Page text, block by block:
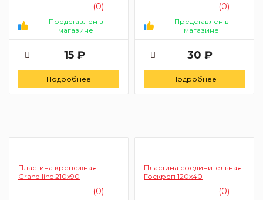
(0)
Представлен в
магазине
15 ₽
Подробнее
(0)
Представлен в
магазине
30 ₽
Подробнее
Пластина крепежная
Grand line 210x90
(0)
Пластина соединительная
Госкреп 120x40
(0)